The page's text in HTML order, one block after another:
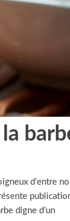
d’entre
digne d’un